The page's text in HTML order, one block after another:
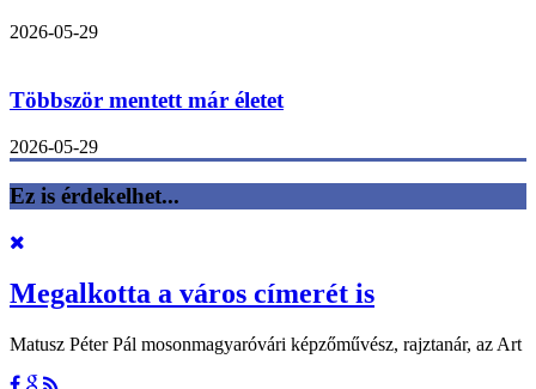
2026-05-29
Többször mentett már életet
2026-05-29
Ez is érdekelhet...
Megalkotta a város címerét is
Matusz Péter Pál mosonmagyaróvári képzőművész, rajztanár, az Art